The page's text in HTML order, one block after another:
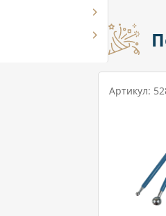
Артикул: